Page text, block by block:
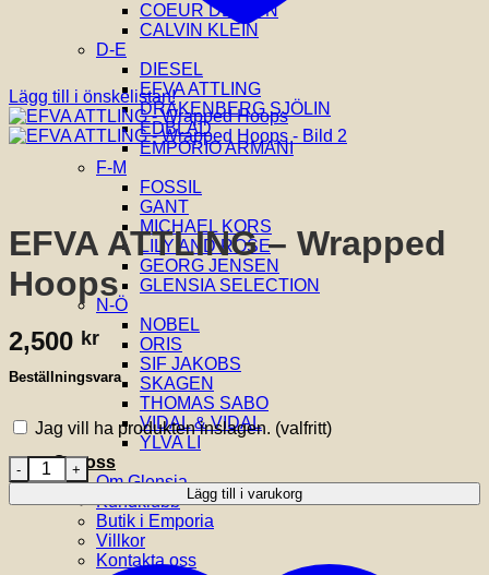
COEUR DE LION
CALVIN KLEIN
D-E
DIESEL
EFVA ATTLING
DRAKENBERG SJÖLIN
EDBLAD
EMPORIO ARMANI
F-M
FOSSIL
GANT
MICHAEL KORS
LILY AND ROSE
GEORG JENSEN
GLENSIA SELECTION
N-Ö
NOBEL
ORIS
SIF JAKOBS
SKAGEN
THOMAS SABO
VIDAL & VIDAL
YLVA LI
Om oss
Om Glensia
Kundklubb
Butik i Emporia
Villkor
Kontakta oss
Lägg till i önskelistan!
EFVA ATTLING – Wrapped
Hoops
2,500 kr
Beställningsvara
Jag vill ha produkten inslagen. (valfritt)
EFVA ATTLING - Wrapped Hoops mängd
Lägg till i varukorg